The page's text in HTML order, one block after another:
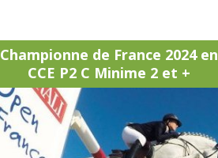
Championne de France 2024 en
CCE P2 C Minime 2 et +